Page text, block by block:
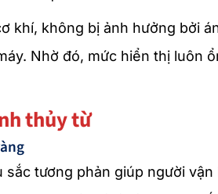
khí, không bị ảnh hưởng bởi
Nhờ đó, mức hiển thị luôn
thủy từ
tương phản giúp người